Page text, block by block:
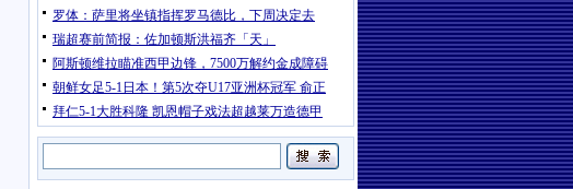
罗体：萨里将坐镇指挥罗马德比，下周决定去
瑞超赛前简报：佐加顿斯洪福齐「天」
阿斯顿维拉瞄准西甲边锋，7500万解约金成障碍
朝鲜女足5-1日本！第5次夺U17亚洲杯冠军 俞正
拜仁5-1大胜科隆 凯恩帽子戏法超越莱万造德甲